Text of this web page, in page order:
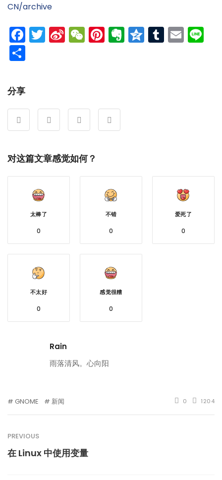
CN/archive
Facebook
Twitter
Sina
Weibo
WeChat
Pinterest
Evernote
Qzone
Tumblr
分享
对这篇文章感觉如何？
太棒了
0
不错
0
爱死了
0
不太好
0
感觉很糟
0
Rain
雨落清风。心向阳
GNOME 新闻 0 1204
PREVIOUS
在 Linux 中使用变量